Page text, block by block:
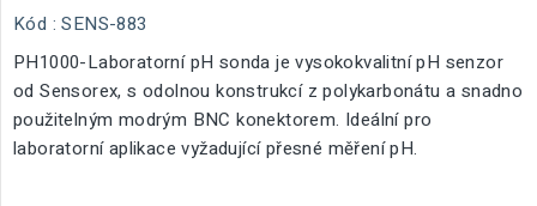
Kód : SENS-883
PH1000-Laboratorní pH sonda je vysokokvalitní pH senzor
od Sensorex, s odolnou konstrukcí z polykarbonátu a snadno
použitelným modrým BNC konektorem. Ideální pro
laboratorní aplikace vyžadující přesné měření pH.